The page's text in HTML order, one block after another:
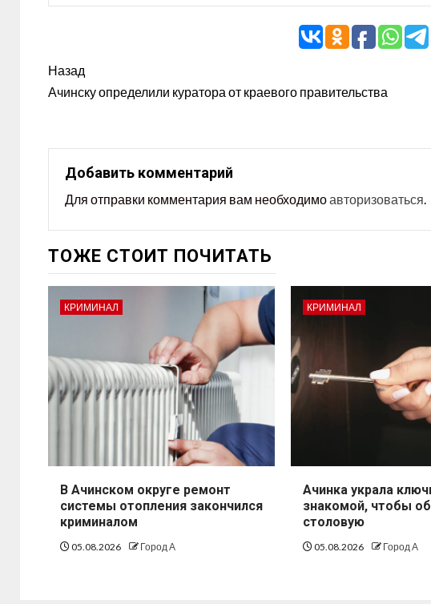
Назад
Ачинску определили куратора от краевого правительства
Добавить комментарий
Для отправки комментария вам необходимоавторизоваться.
ТОЖЕ СТОИТ ПОЧИТАТЬ
КРИМИНАЛ
В Ачинском округе ремонт
системы отопления закончился
криминалом
05.08.2026 Город А
КРИМИНАЛ
Ачинка украла
знакомой, чтобы
столовую
05.08.2026 Город А